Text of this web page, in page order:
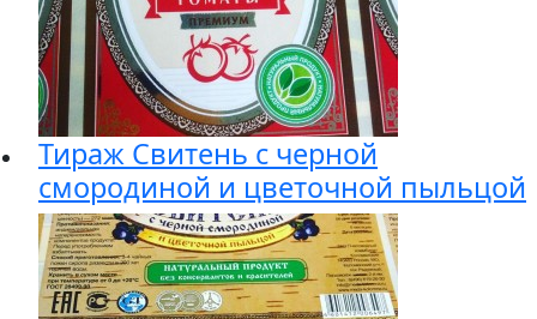
Тираж Свитень с черной
смородиной и цветочной пыльцой